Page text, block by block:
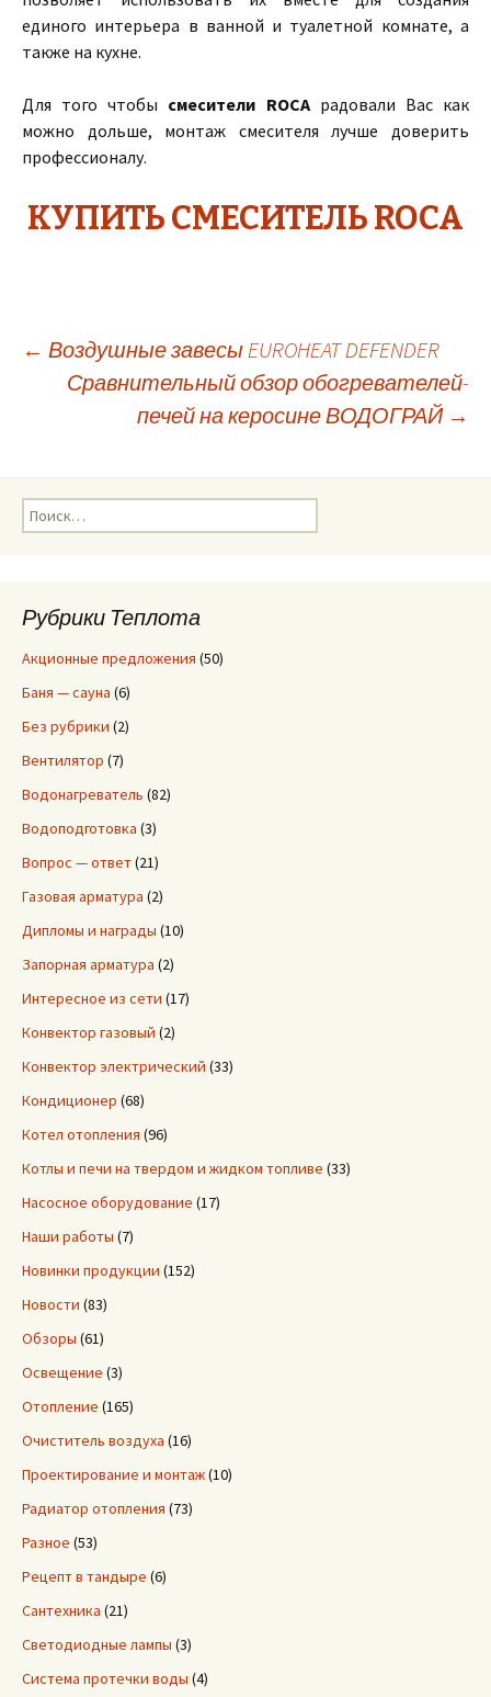
единого интерьера в ванной и туалетной комнате, а
также на кухне.
Для того чтобы смесители ROCAрадовали Вас как
можно дольше, монтаж смесителя лучше доверить
профессионалу.
КУПИТЬ СМЕСИТЕЛЬ ROCA
Навигация
записям
← Воздушные завесы EUROHEAT DEFENDER
Сравнительный обзор обогревателей-
печей на керосине ВОДОГРАЙ →
Н
а
:Рубрики Теплота
Акционные предложения (50)
Баня — сауна (6)
Без рубрики (2)
Вентилятор (7)
Водонагреватель (82)
Водоподготовка (3)
Вопрос — ответ(21)
Газовая арматура (2)
Дипломы и награды (10)
Запорная арматура (2)
Интересное из сети (17)
Конвектор газовый (2)
Конвектор электрический (33)
Кондиционер (68)
Котел отопления (96)
Котлы и печи на твердом и жидком топливе (33)
Насосное оборудование (17)
Наши работы (7)
Новинки продукции (152)
Новости (83)
Обзоры (61)
Освещение (3)
Отопление (165)
Очиститель воздуха (16)
Проектирование и монтаж(10)
Радиатор отопления (73)
Разное (53)
Рецепт в тандыре (6)
Сантехника (21)
Светодиодные лампы (3)
Система протечки воды (4)